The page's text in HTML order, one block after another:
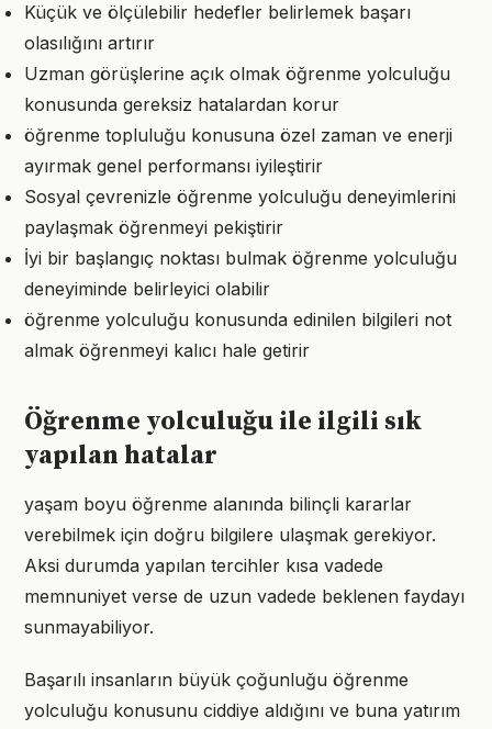
Küçük ve ölçülebilir hedefler belirlemek başarı
olasılığını artırır
Uzman görüşlerine açık olmak öğrenme yolculuğu
konusunda gereksiz hatalardan korur
öğrenme topluluğu konusuna özel zaman ve enerji
ayırmak genel performansı iyileştirir
Sosyal çevrenizle öğrenme yolculuğu deneyimlerini
paylaşmak öğrenmeyi pekiştirir
İyi bir başlangıç noktası bulmak öğrenme yolculuğu
deneyiminde belirleyici olabilir
öğrenme yolculuğu konusunda edinilen bilgileri not
almak öğrenmeyi kalıcı hale getirir
Öğrenme yolculuğu ile ilgili sık
yapılan hatalar
yaşam boyu öğrenme alanında bilinçli kararlar
verebilmek için doğru bilgilere ulaşmak gerekiyor.
Aksi durumda yapılan tercihler kısa vadede
memnuniyet verse de uzun vadede beklenen faydayı
sunmayabiliyor.
Başarılı insanların büyük çoğunluğu öğrenme
yolculuğu konusunu ciddiye aldığını ve buna yatırım